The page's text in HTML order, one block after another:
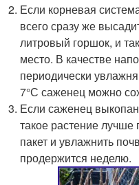
Если корневая
всего сразу же
литровый горшок, и
место. В качестве
периодически
7°С саженец можно
Если саженец
такое растение
пакет и увлажнить
продержится неделю.